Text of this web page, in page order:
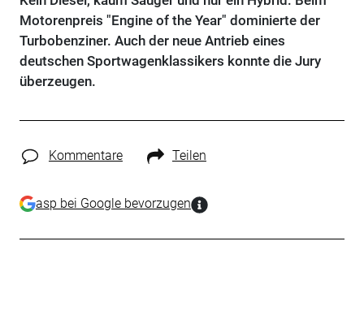
Motorenpreis "Engine of the Year" dominierte der
Turbobenziner. Auch der neue Antrieb eines
deutschen Sportwagenklassikers konnte die Jury
überzeugen.
Kommentare Teilen
asp bei Google bevorzugen